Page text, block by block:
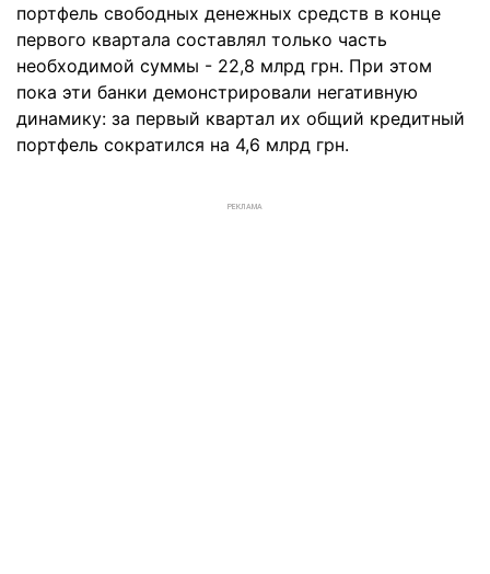
портфель свободных денежных средств в конце
первого квартала составлял только часть
необходимой суммы - 22,8 млрд грн. При этом
пока эти банки демонстрировали негативную
динамику: за первый квартал их общий кредитный
портфель сократился на 4,6 млрд грн.
РЕКЛАМА